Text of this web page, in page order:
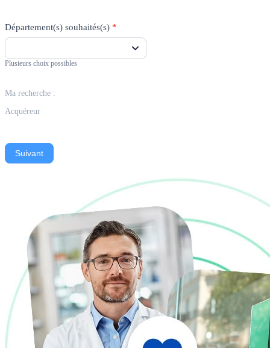
Département(s) souhaités(s) *
Plusieurs choix possibles
Ma recherche :
Acquéreur
Suivant